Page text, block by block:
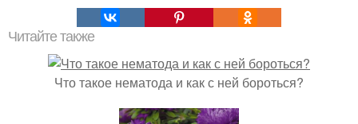
Читайте также
Что такое нематода и как с ней бороться?